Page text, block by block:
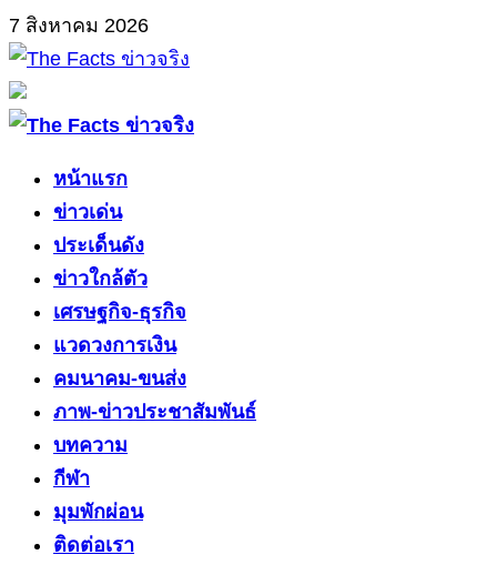
Skip
to
content
7 สิงหาคม 2026
Primary
หน้าแรก
ข่าวเด่น
ประเด็นดัง
ข่าวใกล้ตัว
เศรษฐกิจ-ธุรกิจ
แวดวงการเงิน
คมนาคม-ขนส่ง
ภาพ-ข่าวประชาสัมพันธ์
บทความ
กีฬา
มุมพักผ่อน
ติดต่อเรา